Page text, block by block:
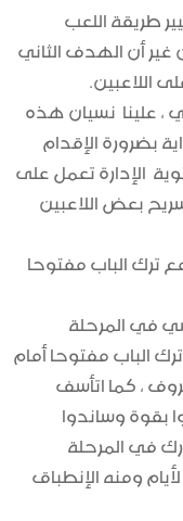
طريقة اللعب
أن الهدف الثاني
اللاعبين.
علينا نسيان هذه
بضرورة الإقدام
الإدارة تعمل على
بعض اللاعبين
ترك الباب مفتوحا
في المرحلة
الباب مفتوحا أمام
، كما اتأسف
بقوة وساندوا
في المرحلة
ومنه الإنطباق